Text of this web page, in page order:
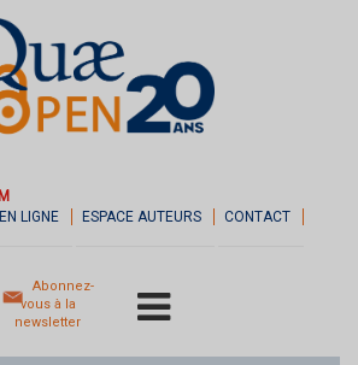
LIGNE
ESPACE AUTEURS CONTACT
Abonnez-
vous à la
newsletter